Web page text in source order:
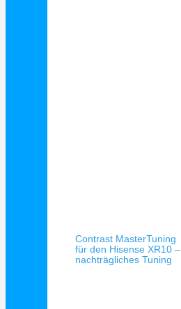
Contrast MasterTuning
für den Hisense XR10 –
nachträgliches Tuning